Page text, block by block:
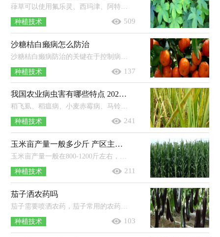
种植技术 509
沙糖桔白癞病怎么防治
种植技术 137
我国农业病虫害有哪些特点 2021年农业发展趋势
稻飞虱、稻瘟病、小麦赤霉病、马铃薯晚疫病等重大病虫害频繁发生。草地贪夜蛾、黏虫、飞蝗、稻纵卷叶螟、草地螟等迁飞性的害虫此...
种植技术 241
玉米亩产量一般多少斤 产区主要分布在哪？
玉米亩产量一般在800-1200斤左右，但像地理环境、品种、栽培管理技术等因素都会影响产量，一般光热条件好、优质丰产抗病品种、规范化...
种植技术 211
茄子洒农药吗
茄子需要喷洒农药，茄子常用的农药有：杀稗王、杀虫丹以及精异丙甲草胺等。使用农药时应严格按照说明书使用，注意药物的浓度以及对应的...
种植技术 103